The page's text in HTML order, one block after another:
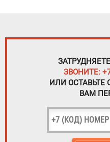
ЗВОНИТЕ: +7
ИЛИ
ВАМ